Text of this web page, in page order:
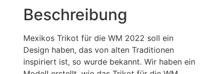
Beschreibung
Mexikos Trikot für die WM 2022 soll ein
Design haben, das von alten Traditionen
inspiriert ist, so wurde bekannt. Wir haben ein